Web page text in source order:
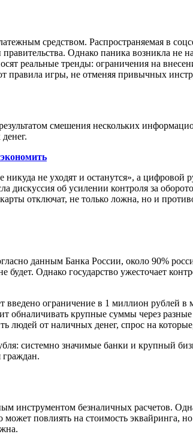
средством. Распространяемая в
Однако паника возникла не
реальные тренды: ограничения на
правила игры, не отменяя привычных
смешения нескольких
не уходят и останутся», а
дискуссия об усилении контроля за
отключат, не только ложна, но и
данным Банка России, около 90%
Однако государство ужесточает
ограничение в 1 миллион рублей в
обналичивать крупные суммы через
от наличных денег, спрос на
системно значимые банки и крупный
граждан.
инструментом безналичных расчетов.
повлиять на стоимость эквайринга,